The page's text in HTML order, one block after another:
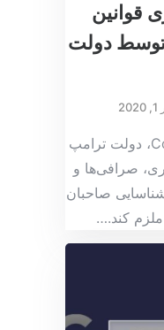
قوانین
توسط دولت
به گفته مدیر عامل Coinbase، دولت ترامپ
صرافی‌ها و
شناسایی صاحبان
کند.…